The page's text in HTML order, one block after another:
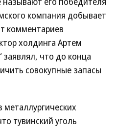
компания добывает
комментариев
холдинга Артем
что до конца
совокупные запасы
металлургических
тувинский уголь